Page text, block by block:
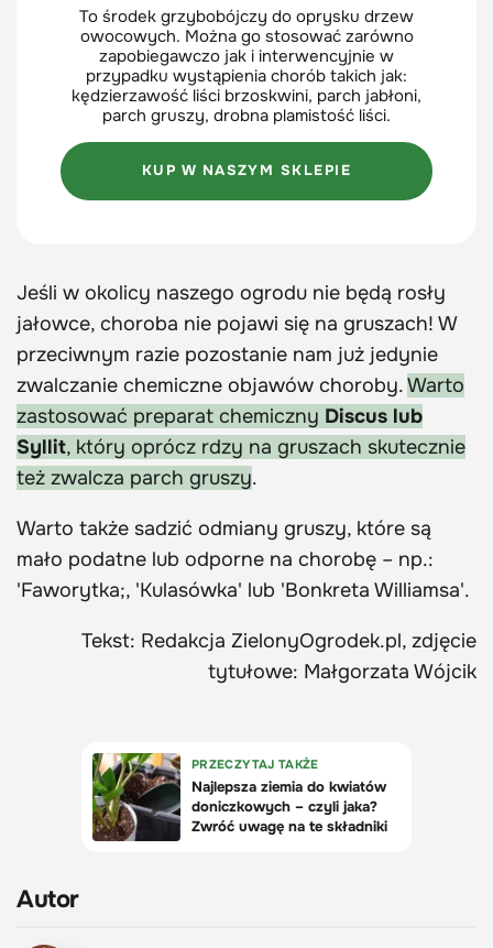
To środek grzybobójczy do oprysku drzew
owocowych. Można go stosować zarówno
zapobiegawczo jak i interwencyjnie w
przypadku wystąpienia chorób takich jak:
kędzierzawość liści brzoskwini, parch jabłoni,
parch gruszy, drobna plamistość liści.
KUP W NASZYM SKLEPIE
Jeśli w okolicy naszego ogrodu nie będą rosły
jałowce, choroba nie pojawi się na gruszach! W
przeciwnym razie pozostanie nam już jedynie
zwalczanie chemiczne objawów choroby.Warto
zastosować preparat chemiczny Discus lub
Syllit, który oprócz rdzy na gruszach skutecznie
też zwalcza parch gruszy.
Warto także sadzić odmiany gruszy, które są
mało podatne lub odporne na chorobę – np.:
'Faworytka;, 'Kulasówka' lub 'Bonkreta Williamsa'.
Tekst: Redakcja ZielonyOgrodek.pl, zdjęcie
tytułowe: Małgorzata Wójcik
Autor